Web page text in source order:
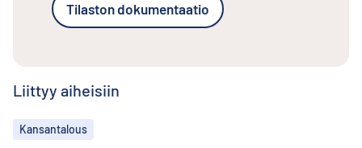
Tilaston dokumentaatio
Liittyy aiheisiin
Aiheet
Kansantalous